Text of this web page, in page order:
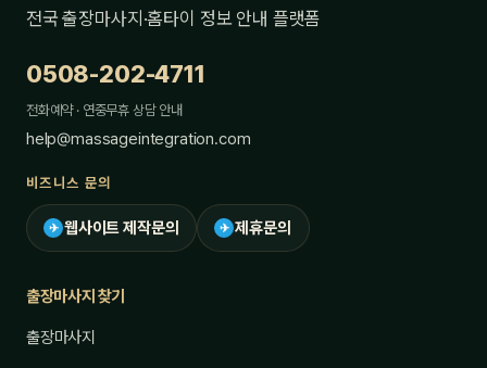
전국 출장마사지·홈타이 정보 안내 플랫폼
0508-202-4711
전화예약 · 연중무휴 상담 안내
help@massageintegration.com
비즈니스 문의
✈ 웹사이트 제작문의 ✈ 제휴문의
출장마사지 찾기
출장마사지